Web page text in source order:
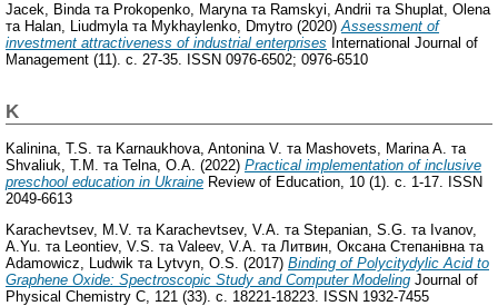
Jacek, Bindaта Prokopenko, Marynaта Ramskyi, Andrii та Shuplat, Olena
та Halan, Liudmylaта Mykhaylenko, Dmytro (2020)Assessment of
investment attractiveness of industrial enterprises International Journal of
Management (11). с. 27-35. ISSN 0976-6502; 0976-6510
K
Kalinina, T.S. та Karnaukhova, Antonina V. та Mashovets, Marina A. та
Shvaliuk, T.M. та Telna, O.A. (2022) Practical implementation of inclusive
preschool education in Ukraine Review of Education, 10 (1). с. 1-17. ISSN
2049-6613
Karachevtsev, M.V. та Karachevtsev, V.A. та Stepanian, S.G. та Ivanov,
A.Yu. та Leontiev, V.S. та Valeev, V.A. та Литвин, Оксана Степанівна та
Adamowicz, Ludwik та Lytvyn, O.S. (2017) Binding of Polycitydylic Acid to
Graphene Oxide: Spectroscopic Study and Computer Modeling Journal of
Physical Chemistry C, 121 (33). с. 18221-18223. ISSN 1932-7455